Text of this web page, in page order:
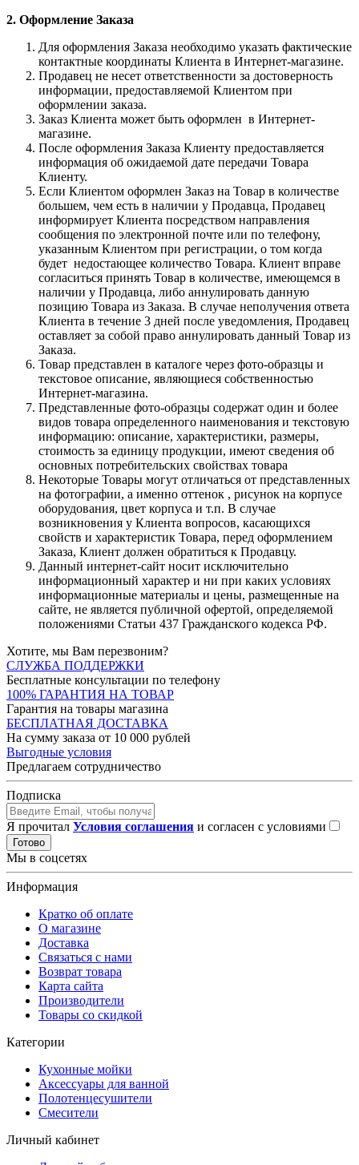
2. Оформление Заказа
Для оформления Заказа необходимо указать фактические
контактные координаты Клиента в Интернет-магазине.
Продавец не несет ответственности за достоверность
информации, предоставляемой Клиентом при
оформлении заказа.
Заказ Клиента может быть оформлен в Интернет-
магазине.
После оформления Заказа Клиенту предоставляется
информация об ожидаемой дате передачи Товара
Клиенту.
Если Клиентом оформлен Заказ на Товар в количестве
большем, чем есть в наличии у Продавца, Продавец
информирует Клиента посредством направления
сообщения по электронной почте или по телефону,
указанным Клиентом при регистрации, о том когда
будет недостающее количество Товара. Клиент вправе
согласиться принять Товар в количестве, имеющемся в
наличии у Продавца, либо аннулировать данную
позицию Товара из Заказа. В случае неполучения ответа
Клиента в течение 3 дней после уведомления, Продавец
оставляет за собой право аннулировать данный Товар из
Заказа.
Товар представлен в каталоге через фото-образцы и
текстовое описание, являющиеся собственностью
Интернет-магазина.
Представленные фото-образцы содержат один и более
видов товара определенного наименования и текстовую
информацию: описание, характеристики, размеры,
стоимость за единицу продукции, имеют сведения об
основных потребительских свойствах товара
Некоторые Товары могут отличаться от представленных
на фотографии, а именно оттенок , рисунок на корпусе
оборудования, цвет корпуса и т.п. В случае
возникновения у Клиента вопросов, касающихся
свойств и характеристик Товара, перед оформлением
Заказа, Клиент должен обратиться к Продавцу.
Данный интернет-сайт носит исключительно
информационный характер и ни при каких условиях
информационные материалы и цены, размещенные на
сайте, не является публичной офертой, определяемой
положениями Статьи 437 Гражданского кодекса РФ.
Хотите, мы Вам перезвоним?
СЛУЖБА ПОДДЕРЖКИ
Бесплатные консультации по телефону
100% ГАРАНТИЯ НА ТОВАР
Гарантия на товары магазина
БЕСПЛАТНАЯ ДОСТАВКА
На сумму заказа от 10 000 рублей
Выгодные условия
Предлагаем сотрудничество
Подписка
Я прочитал Условия соглашения и согласен с условиями
Готово
Мы в соцсетях
Информация
Кратко об оплате
О магазине
Доставка
Связаться с нами
Возврат товара
Карта сайта
Производители
Товары со скидкой
Категории
Кухонные мойки
Аксессуары для ванной
Полотенцесушители
Смесители
Личный кабинет